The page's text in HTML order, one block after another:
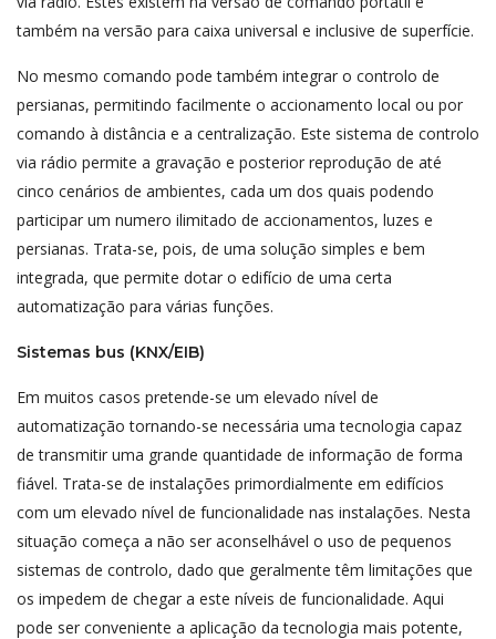
também na versão para caixa universal e inclusive de superfície.
No mesmo comando pode também integrar o controlo de
persianas, permitindo facilmente o accionamento local ou por
comando à distância e a centralização. Este sistema de controlo
via rádio permite a gravação e posterior reprodução de até
cinco cenários de ambientes, cada um dos quais podendo
participar um numero ilimitado de accionamentos, luzes e
persianas. Trata-se, pois, de uma solução simples e bem
integrada, que permite dotar o edifício de uma certa
automatização para várias funções.
Sistemas bus (KNX/EIB)
Em muitos casos pretende-se um elevado nível de
automatização tornando-se necessária uma tecnologia capaz
de transmitir uma grande quantidade de informação de forma
fiável. Trata-se de instalações primordialmente em edifícios
com um elevado nível de funcionalidade nas instalações. Nesta
situação começa a não ser aconselhável o uso de pequenos
sistemas de controlo, dado que geralmente têm limitações que
os impedem de chegar a este níveis de funcionalidade. Aqui
pode ser conveniente a aplicação da tecnologia mais potente,